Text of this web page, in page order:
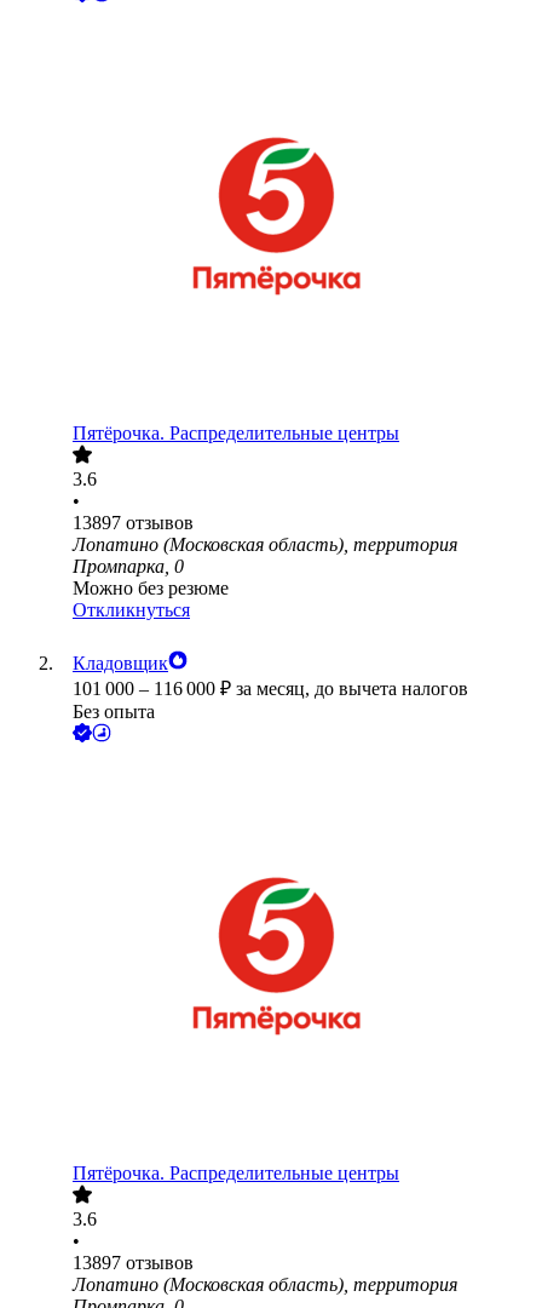
Пятёрочка. Распределительные центры
3.6
•
13897 отзывов
Лопатино (Московская область), территория
Промпарка, 0
Можно без резюме
Откликнуться
Кладовщик
101 000 – 116 000 ₽ за месяц, до вычета налогов
Без опыта
Пятёрочка. Распределительные центры
3.6
•
13897 отзывов
Лопатино (Московская область), территория